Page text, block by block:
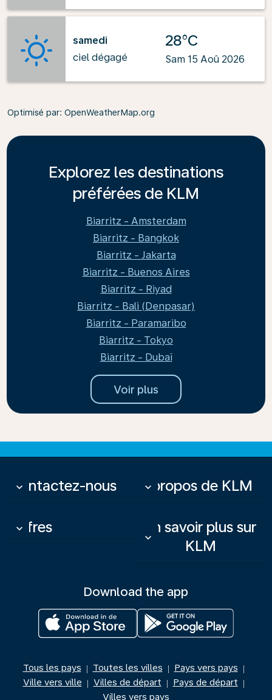
samedi
ciel dégagé
28°C
Sam 15 Aoû 2026
Optimisé par: OpenWeatherMap.org
Explorez les destinations
préférées de KLM
Biarritz - Amsterdam
Biarritz - Bangkok
Biarritz - Jakarta
Biarritz - Buenos Aires
Biarritz - Riyad
Biarritz - Bali (Denpasar)
Biarritz - Paramaribo
Biarritz - Tokyo
Biarritz - Dubaï
Voir plus
Contactez-nous
keyboard_arrow_down À propos de KLM
keyboard_arrow_down
Offres
keyboard_arrow_down
En savoir plus sur
KLM
keyboard_arrow_down
Download the app
Tous les pays | Toutes les villes | Pays vers pays |
Ville vers ville | Villes de départ | Pays de départ |
Villes vers pays